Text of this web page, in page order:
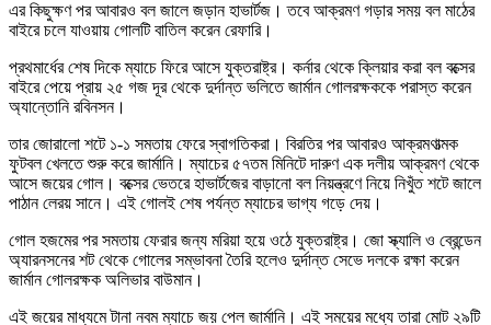
এর কিছুক্ষণ পর আবারও বল জালে জড়ান হাভার্টজ। তবে আক্রমণ গড়ার সময় বল মাঠের
বাইরে চলে যাওয়ায় গোলটি বাতিল করেন রেফারি।
প্রথমার্ধের শেষ দিকে ম্যাচে ফিরে আসে যুক্তরাষ্ট্র। কর্নার থেকে ক্লিয়ার করা বল বক্সের
বাইরে পেয়ে প্রায় ২৫ গজ দূর থেকে দুর্দান্ত ভলিতে জার্মান গোলরক্ষককে পরাস্ত করেন
অ্যান্তোনি রবিনসন।
তার জোরালো শটে ১-১ সমতায় ফেরে স্বাগতিকরা। বিরতির পর আবারও আক্রমণাত্মক
ফুটবল খেলতে শুরু করে জার্মানি। ম্যাচের ৫৭তম মিনিটে দারুণ এক দলীয় আক্রমণ থেকে
আসে জয়ের গোল। বক্সের ভেতরে হাভার্টজের বাড়ানো বল নিয়ন্ত্রণে নিয়ে নিখুঁত শটে জালে
পাঠান লেরয় সানে। এই গোলই শেষ পর্যন্ত ম্যাচের ভাগ্য গড়ে দেয়।
গোল হজমের পর সমতায় ফেরার জন্য মরিয়া হয়ে ওঠে যুক্তরাষ্ট্র। জো স্ক্যালি ও ব্রেন্ডেন
অ্যারনসনের শট থেকে গোলের সম্ভাবনা তৈরি হলেও দুর্দান্ত সেভে দলকে রক্ষা করেন
জার্মান গোলরক্ষক অলিভার বাউমান।
এই জয়ের মাধ্যমে টানা নবম ম্যাচে জয় পেল জার্মানি। এই সময়ের মধ্যে তারা মোট ২৯টি